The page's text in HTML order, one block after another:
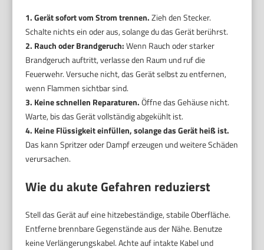
1. Gerät sofort vom Strom trennen.Zieh den Stecker.
Schalte nichts ein oder aus, solange du das Gerät berührst.
2. Rauch oder Brandgeruch:Wenn Rauch oder starker
Brandgeruch auftritt, verlasse den Raum und ruf die
Feuerwehr. Versuche nicht, das Gerät selbst zu entfernen,
wenn Flammen sichtbar sind.
3. Keine schnellen Reparaturen.Öffne das Gehäuse nicht.
Warte, bis das Gerät vollständig abgekühlt ist.
4. Keine Flüssigkeit einfüllen, solange das Gerät heiß ist.
Das kann Spritzer oder Dampf erzeugen und weitere Schäden
verursachen.
Wie du akute Gefahren reduzierst
Stell das Gerät auf eine hitzebeständige, stabile Oberfläche.
Entferne brennbare Gegenstände aus der Nähe. Benutze
keine Verlängerungskabel. Achte auf intakte Kabel und